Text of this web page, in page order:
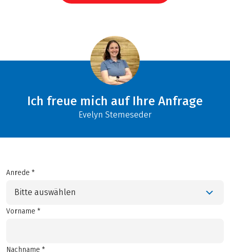
Ich freue mich auf Ihre Anfrage
Evelyn Stemeseder
Anrede *
Bitte auswählen
Vorname *
Nachname *